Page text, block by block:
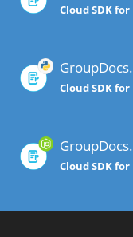
Cloud SDK for
Cloud SDK
Cloud SDK